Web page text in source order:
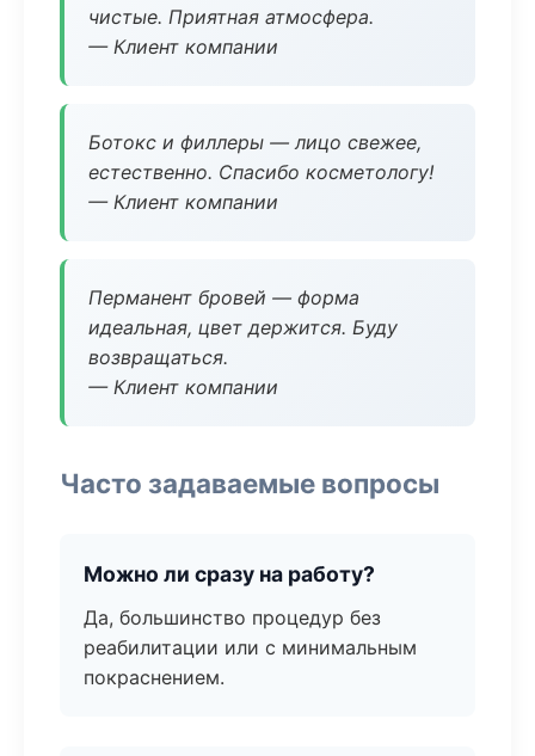
чистые. Приятная атмосфера.
— Клиент компании
Ботокс и филлеры — лицо свежее,
естественно. Спасибо косметологу!
— Клиент компании
Перманент бровей — форма
идеальная, цвет держится. Буду
возвращаться.
— Клиент компании
Часто задаваемые вопросы
Можно ли сразу на работу?
Да, большинство процедур без
реабилитации или с минимальным
покраснением.